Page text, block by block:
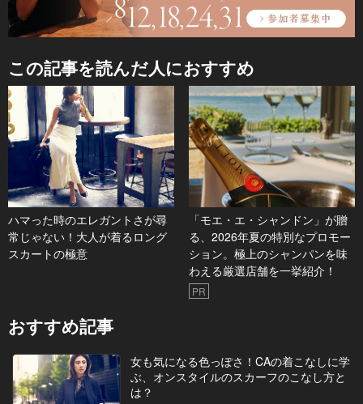
この記事を読んだ人におすすめ
ハマった時のエレガントさが尋
常じゃない！大人が着るロング
スカートの極意
「モエ・エ・シャンドン」が贈
る、2026年夏の特別なプロモー
ション。極上のシャンパンを味
わえる厳選店舗を一挙紹介！
PR
おすすめ記事
女も気になる色っぽさ！CAの着こなしに学
ぶ、オンスタイルのスカーフのこなし方と
は？